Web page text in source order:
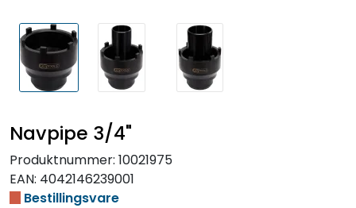
Navpipe 3/4"
Produktnummer: 10021975
EAN: 4042146239001
Bestillingsvare